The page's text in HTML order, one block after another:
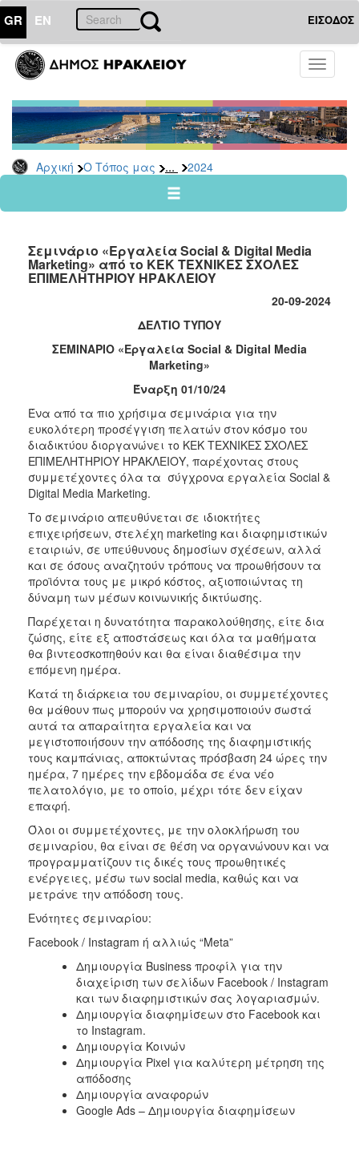
GR EN ΕΙΣΟΔΟΣ
Toggle
Αρχική Ο Τόπος μας ... 2024
ΤΟΠΟΣ
ΜΑΣ
Ανακοινώσεις
Αρχείο
2026
2024
2022
2021
2018
2015
2012
2011
ΔΗΜΟΣ
ΠΟΛΙΤΙΣΜΟΣ
ΑΝΘΕΚΤΙΚΗ
ΠΟΛΗ
Σεμινάριο «Εργαλεία Social & Digital Media
Marketing» από το ΚΕΚ ΤΕΧΝΙΚΕΣ ΣΧΟΛΕΣ
ΕΠΙΜΕΛΗΤΗΡΙΟΥ ΗΡΑΚΛΕΙΟΥ
20-09-2024
ΔΕΛΤΙΟ ΤΥΠΟΥ
ΣΕΜΙΝΑΡΙΟ «Εργαλεία Social & Digital Media
Marketing»
Έναρξη 01/10/24
Ένα από τα πιο χρήσιμα σεμινάρια για την
ευκολότερη προσέγγιση πελατών στον κόσμο του
διαδικτύου διοργανώνει το ΚΕΚ ΤΕΧΝΙΚΕΣ ΣΧΟΛΕΣ
ΕΠΙΜΕΛΗΤΗΡΙΟΥ ΗΡΑΚΛΕΙΟΥ, παρέχοντας στους
συμμετέχοντες όλα τα σύγχρονα εργαλεία Social &
Digital Media Marketing.
Το σεμινάριο απευθύνεται σε ιδιοκτήτες
επιχειρήσεων, στελέχη marketing και διαφημιστικών
εταιριών, σε υπεύθυνους δημοσίων σχέσεων, αλλά
και σε όσους αναζητούν τρόπους να προωθήσουν τα
προϊόντα τους με μικρό κόστος, αξιοποιώντας τη
δύναμη των μέσων κοινωνικής δικτύωσης.
Παρέχεται η δυνατότητα παρακολούθησης, είτε δια
ζώσης, είτε εξ αποστάσεως και όλα τα μαθήματα
θα βιντεοσκοπηθούν και θα είναι διαθέσιμα την
επόμενη ημέρα.
Κατά τη διάρκεια του σεμιναρίου, οι συμμετέχοντες
θα μάθουν πως μπορούν να χρησιμοποιούν σωστά
αυτά τα απαραίτητα εργαλεία και να
μεγιστοποιήσουν την απόδοσης της διαφημιστικής
τους καμπάνιας, αποκτώντας πρόσβαση 24 ώρες την
ημέρα, 7 ημέρες την εβδομάδα σε ένα νέο
πελατολόγιο, με το οποίο, μέχρι τότε δεν είχαν
επαφή.
Όλοι οι συμμετέχοντες, με την ολοκλήρωση του
σεμιναρίου, θα είναι σε θέση να οργανώνουν και να
προγραμματίζουν τις δικές τους προωθητικές
ενέργειες, μέσω των social media, καθώς και να
μετράνε την απόδοση τους.
Ενότητες σεμιναρίου:
Facebook / Instagram ή αλλιώς “Meta”
Δημιουργία Business προφίλ για την
διαχείριση των σελίδων Facebook / Instagram
και των διαφημιστικών σας λογαριασμών.
Δημιουργία διαφημίσεων στο Facebook και
το Instagram.
Δημιουργία Κοινών
Δημιουργία Pixel για καλύτερη μέτρηση της
απόδοσης
Δημιουργία αναφορών
Google Ads – Δημιουργία διαφημίσεων